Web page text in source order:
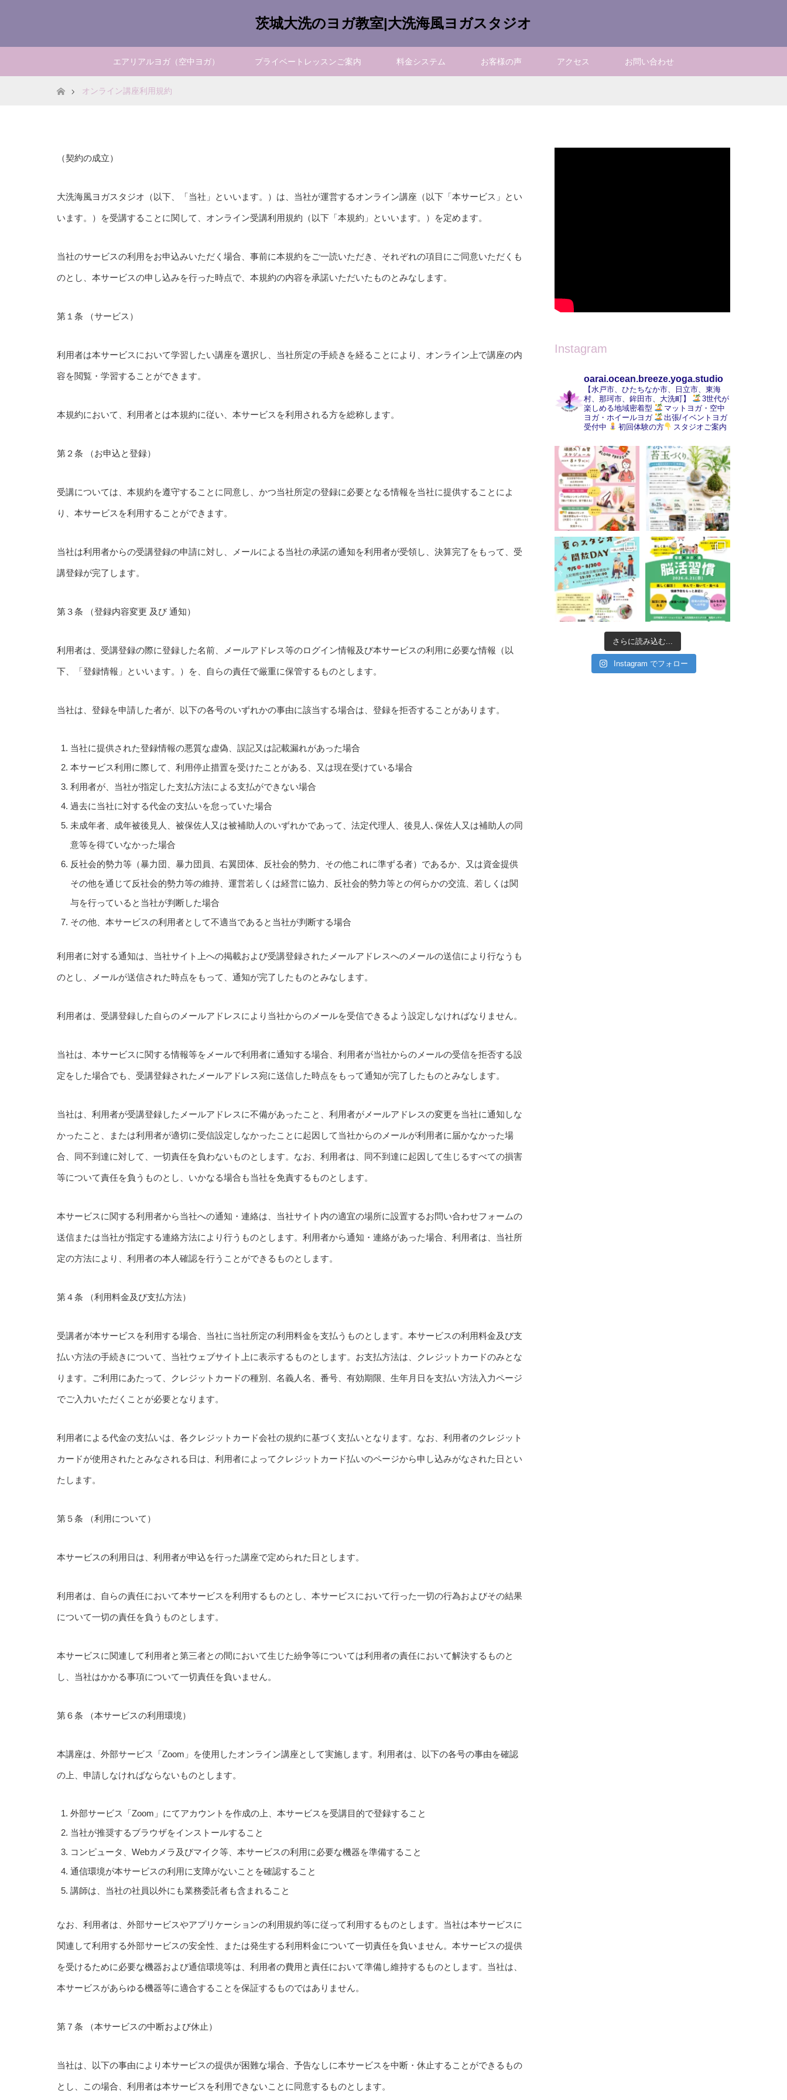
茨城大洗のヨガ教室|大洗海風ヨガスタジオ
エアリアルヨガ（空中ヨガ） プライベートレッスンご案内 料金システム お客様の声 アクセス お問い合わせ
ホームオンライン講座利用規約
（契約の成立）
大洗海風ヨガスタジオ（以下、「当社」といいます。）は、当社が運営するオンライン講座（以下「本サービス」とい
います。）を受講することに関して、オンライン受講利用規約（以下「本規約」といいます。）を定めます。
当社のサービスの利用をお申込みいただく場合、事前に本規約をご一読いただき、それぞれの項目にご同意いただくも
のとし、本サービスの申し込みを行った時点で、本規約の内容を承諾いただいたものとみなします。
第１条 （サービス）
利用者は本サービスにおいて学習したい講座を選択し、当社所定の手続きを経ることにより、オンライン上で講座の内
容を閲覧・学習することができます。
本規約において、利用者とは本規約に従い、本サービスを利用される方を総称します。
第２条 （お申込と登録）
受講については、本規約を遵守することに同意し、かつ当社所定の登録に必要となる情報を当社に提供することによ
り、本サービスを利用することができます。
当社は利用者からの受講登録の申請に対し、メールによる当社の承諾の通知を利用者が受領し、決算完了をもって、受
講登録が完了します。
第３条 （登録内容変更 及び 通知）
利用者は、受講登録の際に登録した名前、メールアドレス等のログイン情報及び本サービスの利用に必要な情報（以
下、「登録情報」といいます。）を、自らの責任で厳重に保管するものとします。
当社は、登録を申請した者が、以下の各号のいずれかの事由に該当する場合は、登録を拒否することがあります。
当社に提供された登録情報の悪質な虚偽、誤記又は記載漏れがあった場合
本サービス利用に際して、利用停止措置を受けたことがある、又は現在受けている場合
利用者が、当社が指定した支払方法による支払ができない場合
過去に当社に対する代金の支払いを怠っていた場合
未成年者、成年被後見人、被保佐人又は被補助人のいずれかであって、法定代理人、後見人､保佐人又は補助人の同
意等を得ていなかった場合
反社会的勢力等（暴力団、暴力団員、右翼団体、反社会的勢力、その他これに準ずる者）であるか、又は資金提供
その他を通じて反社会的勢力等の維持、運営若しくは経営に協力、反社会的勢力等との何らかの交流、若しくは関
与を行っていると当社が判断した場合
その他、本サービスの利用者として不適当であると当社が判断する場合
利用者に対する通知は、当社サイト上への掲載および受講登録されたメールアドレスへのメールの送信により行なうも
のとし、メールが送信された時点をもって、通知が完了したものとみなします。
利用者は、受講登録した自らのメールアドレスにより当社からのメールを受信できるよう設定しなければなりません。
当社は、本サービスに関する情報等をメールで利用者に通知する場合、利用者が当社からのメールの受信を拒否する設
定をした場合でも、受講登録されたメールアドレス宛に送信した時点をもって通知が完了したものとみなします。
当社は、利用者が受講登録したメールアドレスに不備があったこと、利用者がメールアドレスの変更を当社に通知しな
かったこと、または利用者が適切に受信設定しなかったことに起因して当社からのメールが利用者に届かなかった場
合、同不到達に対して、一切責任を負わないものとします。なお、利用者は、同不到達に起因して生じるすべての損害
等について責任を負うものとし、いかなる場合も当社を免責するものとします。
本サービスに関する利用者から当社への通知・連絡は、当社サイト内の適宜の場所に設置するお問い合わせフォームの
送信または当社が指定する連絡方法により行うものとします。利用者から通知・連絡があった場合、利用者は、当社所
定の方法により、利用者の本人確認を行うことができるものとします。
第４条 （利用料金及び支払方法）
受講者が本サービスを利用する場合、当社に当社所定の利用料金を支払うものとします。本サービスの利用料金及び支
払い方法の手続きについて、当社ウェブサイト上に表示するものとします。お支払方法は、クレジットカードのみとな
ります。ご利用にあたって、クレジットカードの種別、名義人名、番号、有効期限、生年月日を支払い方法入力ページ
でご入力いただくことが必要となります。
利用者による代金の支払いは、各クレジットカード会社の規約に基づく支払いとなります。なお、利用者のクレジット
カードが使用されたとみなされる日は、利用者によってクレジットカード払いのページから申し込みがなされた日とい
たします。
第５条 （利用について）
本サービスの利用日は、利用者が申込を行った講座で定められた日とします。
利用者は、自らの責任において本サービスを利用するものとし、本サービスにおいて行った一切の行為およびその結果
について一切の責任を負うものとします。
本サービスに関連して利用者と第三者との間において生じた紛争等については利用者の責任において解決するものと
し、当社はかかる事項について一切責任を負いません。
第６条 （本サービスの利用環境）
本講座は、外部サービス「Zoom」を使用したオンライン講座として実施します。利用者は、以下の各号の事由を確認
の上、申請しなければならないものとします。
外部サービス「Zoom」にてアカウントを作成の上、本サービスを受講目的で登録すること
当社が推奨するブラウザをインストールすること
コンピュータ、Webカメラ及びマイク等、本サービスの利用に必要な機器を準備すること
通信環境が本サービスの利用に支障がないことを確認すること
講師は、当社の社員以外にも業務委託者も含まれること
なお、利用者は、外部サービスやアプリケーションの利用規約等に従って利用するものとします。当社は本サービスに
関連して利用する外部サービスの安全性、または発生する利用料金について一切責任を負いません。本サービスの提供
を受けるために必要な機器および通信環境等は、利用者の費用と責任において準備し維持するものとします。当社は、
本サービスがあらゆる機器等に適合することを保証するものではありません。
第７条 （本サービスの中断および休止）
当社は、以下の事由により本サービスの提供が困難な場合、予告なしに本サービスを中断・休止することができるもの
とし、この場合、利用者は本サービスを利用できないことに同意するものとします。
Instagram
oarai.ocean.breeze.yoga.studio
【水戸市、ひたちなか市、日立市、東海
村、那珂市、鉾田市、大洗町】
3世代が
楽しめる地域密着型
マットヨガ・空中
ヨガ・ホイールヨガ
出張/イベントヨガ
受付中
初回体験の方 スタジオご案内
さらに読み込む...
Instagram でフォロー